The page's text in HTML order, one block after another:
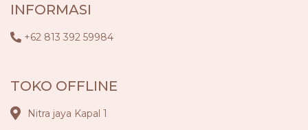
INFORMASI
+62 813 392 59984
TOKO OFFLINE
Nitra jaya Kapal 1